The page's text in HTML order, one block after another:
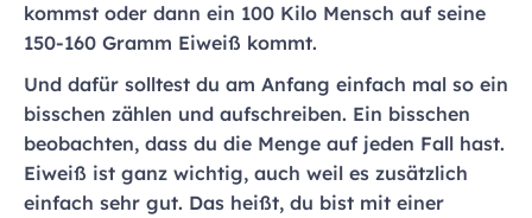
kommst oder dann ein 100 Kilo Mensch auf seine
150-160 Gramm Eiweiß kommt.
Und dafür solltest du am Anfang einfach mal so ein
bisschen zählen und aufschreiben. Ein bisschen
beobachten, dass du die Menge auf jeden Fall hast.
Eiweiß ist ganz wichtig, auch weil es zusätzlich
einfach sehr gut. Das heißt, du bist mit einer